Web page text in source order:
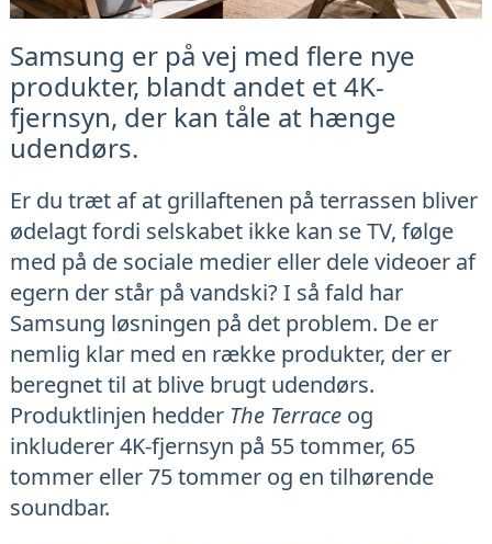
Samsung er på vej med flere nye
produkter, blandt andet et 4K-
fjernsyn, der kan tåle at hænge
udendørs.
Er du træt af at grillaftenen på terrassen bliver
ødelagt fordi selskabet ikke kan se TV, følge
med på de sociale medier eller dele videoer af
egern der står på vandski? I så fald har
Samsung løsningen på det problem. De er
nemlig klar med en række produkter, der er
beregnet til at blive brugt udendørs.
Produktlinjen hedder The Terraceog
inkluderer 4K-fjernsyn på 55 tommer, 65
tommer eller 75 tommer og en tilhørende
soundbar.